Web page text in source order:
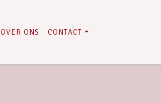
OVER ONS CONTACT